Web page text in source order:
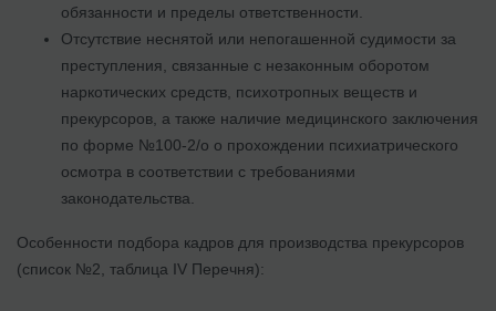
обязанности и пределы ответственности.
Отсутствие неснятой или непогашенной судимости за
преступления, связанные с незаконным оборотом
наркотических средств, психотропных веществ и
прекурсоров, а также наличие медицинского заключения
по форме №100-2/о о прохождении психиатрического
осмотра в соответствии с требованиями
законодательства.
Особенности подбора кадров для производства прекурсоров
(список №2, таблица IV Перечня):